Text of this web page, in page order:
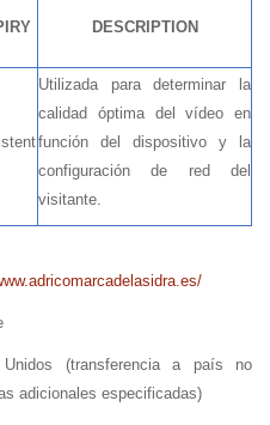
DESCRIPTION
Utilizada para determinar la
calidad óptima del vídeo en
función del dispositivo y la
configuración de red del
visitante.
(transferencia a país no
adicionales especificadas)